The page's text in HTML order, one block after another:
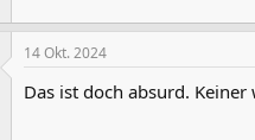
14 Okt. 2024
Das ist doch absurd.